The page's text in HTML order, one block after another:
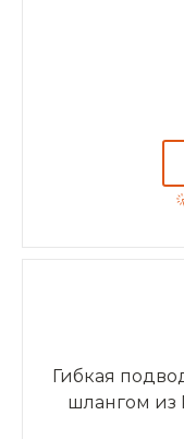
Гибкая
шлангом из